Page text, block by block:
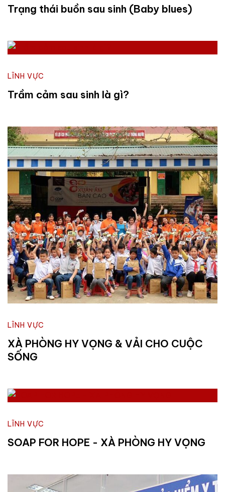
Trạng thái buồn sau sinh (Baby blues)
LĨNH VỰC
Trầm cảm sau sinh là gì?
LĨNH VỰC
XÀ PHÒNG HY VỌNG & VẢI CHO CUỘC
SỐNG
LĨNH VỰC
SOAP FOR HOPE - XÀ PHÒNG HY VỌNG